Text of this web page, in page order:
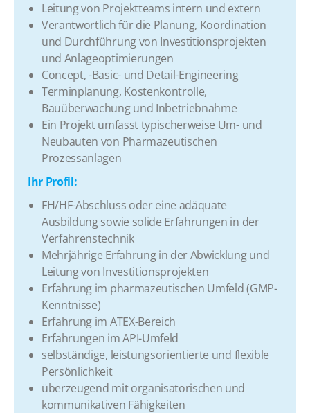
​Leitung von Projektteams intern und extern
​Verantwortlich für die Planung, Koordination
und Durchführung von Investitionsprojekten
und Anlageoptimierungen
​Concept, -Basic- und Detail-Engineering
​Terminplanung, Kostenkontrolle,
Bauüberwachung und Inbetriebnahme
​Ein Projekt umfasst typischerweise Um- und
Neubauten von Pharmazeutischen
Prozessanlagen
​Ihr Profil:
​FH/HF-Abschluss oder eine adäquate
Ausbildung sowie solide Erfahrungen in der
Verfahrenstechnik
​Mehrjährige Erfahrung in der Abwicklung und
Leitung von Investitionsprojekten
​Erfahrung im pharmazeutischen Umfeld (GMP-
Kenntnisse)
​Erfahrung im ATEX-Bereich
​Erfahrungen im API-Umfeld
​selbständige, leistungsorientierte und flexible
Persönlichkeit
​überzeugend mit organisatorischen und
kommunikativen Fähigkeiten